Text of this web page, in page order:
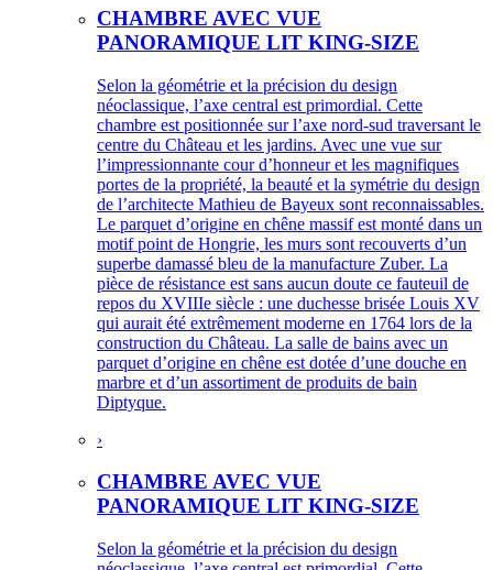
CHAMBRE AVEC VUE
PANORAMIQUE LIT KING-SIZE
Selon la géométrie et la précision du design
néoclassique, l’axe central est primordial. Cette
chambre est positionnée sur l’axe nord-sud traversant le
centre du Château et les jardins. Avec une vue sur
l’impressionnante cour d’honneur et les magnifiques
portes de la propriété, la beauté et la symétrie du design
de l’architecte Mathieu de Bayeux sont reconnaissables.
Le parquet d’origine en chêne massif est monté dans un
motif point de Hongrie, les murs sont recouverts d’un
superbe damassé bleu de la manufacture Zuber. La
pièce de résistance est sans aucun doute ce fauteuil de
repos du XVIIIe siècle : une duchesse brisée Louis XV
qui aurait été extrêmement moderne en 1764 lors de la
construction du Château. La salle de bains avec un
parquet d’origine en chêne est dotée d’une douche en
marbre et d’un assortiment de produits de bain
Diptyque.
›
CHAMBRE AVEC VUE
PANORAMIQUE LIT KING-SIZE
Selon la géométrie et la précision du design